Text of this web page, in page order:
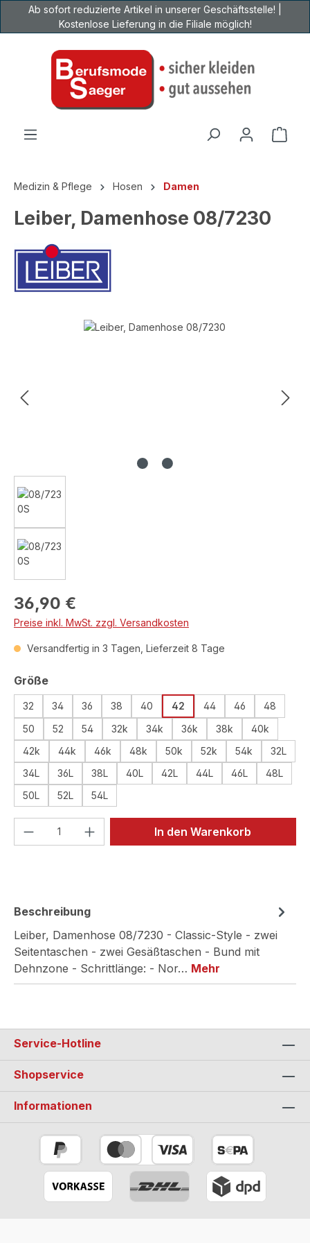
Zum Hauptinhalt springen
Ab sofort reduzierte Artikel in unserer Geschäftsstelle! |
Kostenlose Lieferung in die Filiale möglich!
Medizin & Pflege Hosen Damen
Leiber, Damenhose 08/7230
Bildergalerie überspringen
Regulärer Preis:
36,90 €
Preise inkl. MwSt. zzgl. Versandkosten
Versandfertig in 3 Tagen, Lieferzeit 8 Tage
Größeauswählen
32 34 36 38 40 42 44 46
48
50
52 54 32k 34k 36k 38k
40k
42k
44k 46k 48k 50k 52k 54k
32L
34L
36L 38L 40L 42L 44L 46L
48L
50L
52L 54L
Produkt Anzahl: Gib denIn den Warenkorb
Beschreibung
Leiber, Damenhose 08/7230 - Classic-Style - zwei
Seitentaschen - zwei Gesäßtaschen - Bund mit
Dehnzone - Schrittlänge: - Nor… Mehr
Service-Hotline
Shopservice
Informationen